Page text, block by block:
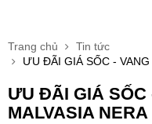
RƯỢU VANG CHILE
RƯỢU VANG Ý
Trang chủ
Tin tức
ƯU ĐÃI GIÁ SỐC - VANG
ƯU ĐÃI GIÁ SỐC
MALVASIA